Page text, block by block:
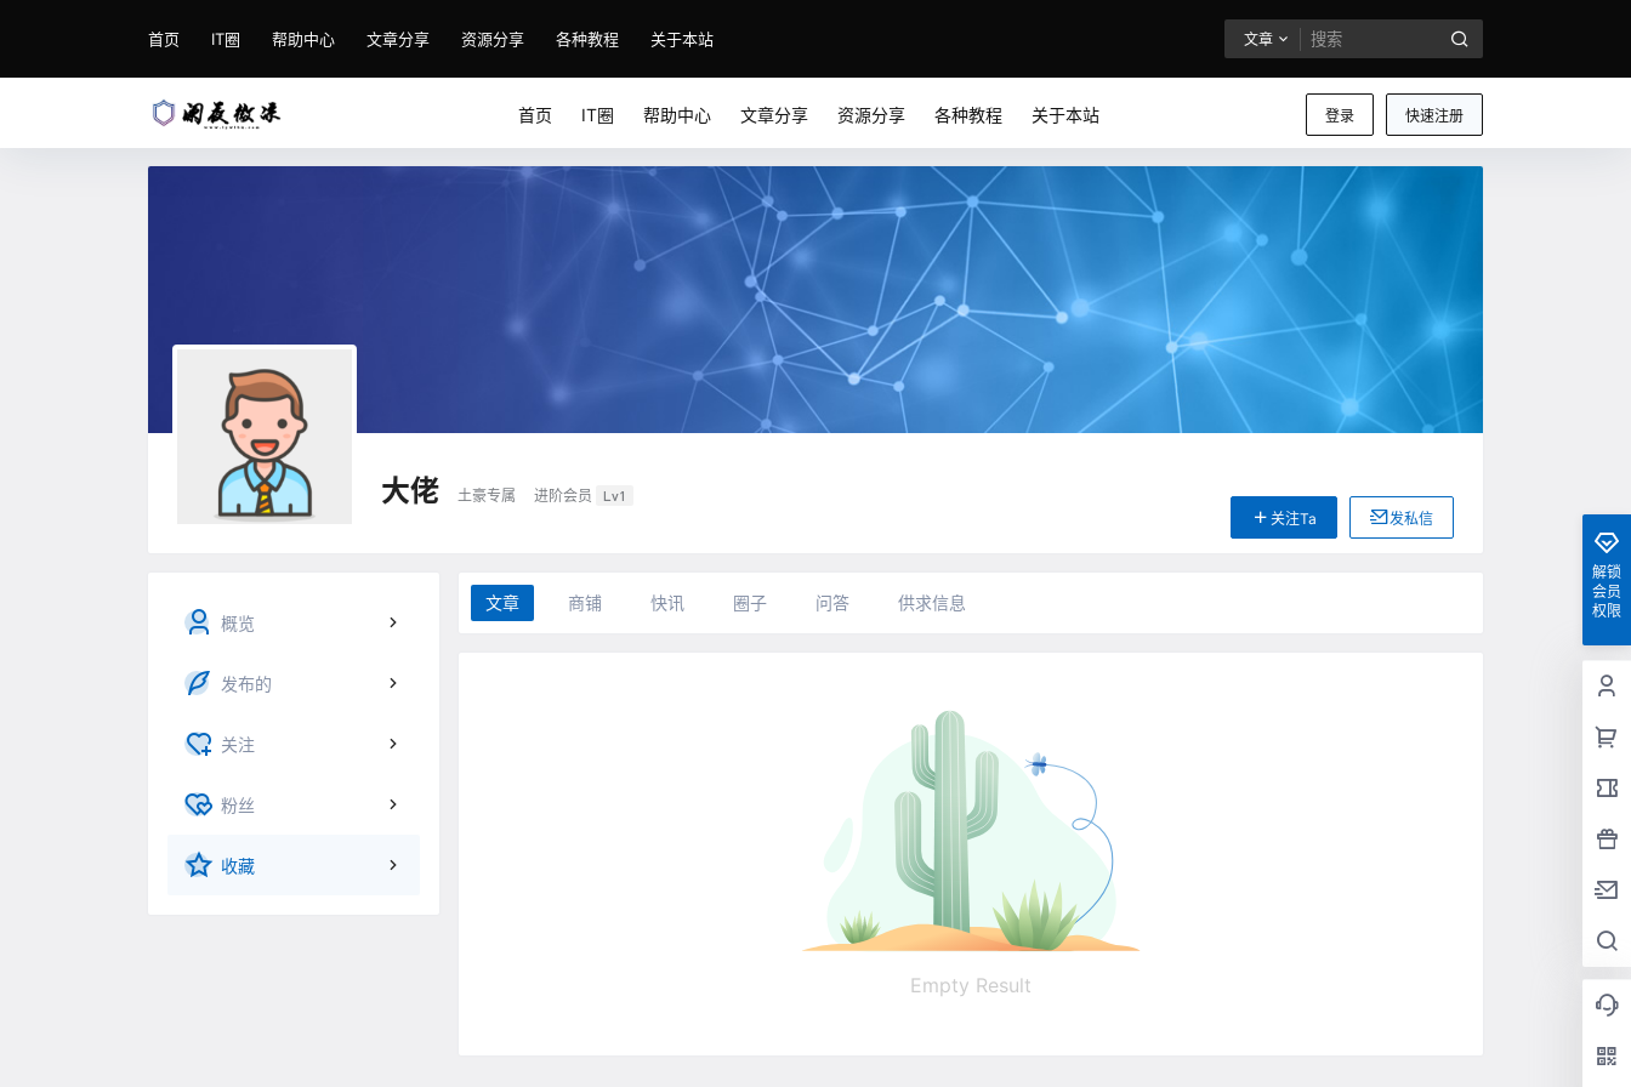
首页 IT圈 帮助中心 文章分享 资源分享 各种教程 关于本站 文章
登录 快速注册
首页 IT圈 帮助中心 文章分享 资源分享 各种教程 关于本站
大佬 土豪专属 进阶会员
Lv1
关注Ta
发私信
概览
发布的
关注
粉丝
收藏
文章 商铺 快讯 圈子 问答 供求信息
Empty Result
解锁
会员
权限